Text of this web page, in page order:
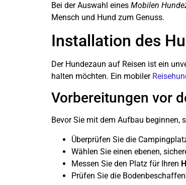
Bei der Auswahl eines Mobilen
Mensch und Hund zum Genuss.
Installation des
Der Hundezaun auf Reisen ist ein
halten möchten. Ein mobiler
Vorbereitungen vor
Bevor Sie mit dem Aufbau beginnen,
Überprüfen Sie die
Wählen Sie einen ebenen,
Messen Sie den Platz für Ihren
Prüfen Sie die